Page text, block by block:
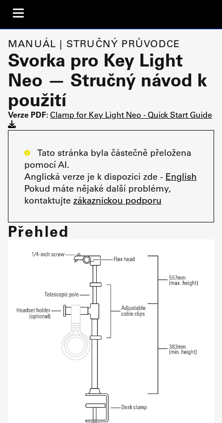
MANUÁL | STRUČNÝ PRŮVODCE
Svorka pro Key Light
Neo — Stručný návod k
použití
Verze PDF:Clamp for Key Light Neo - Quick Start Guide
Tato stránka byla částečně přeložena
pomocí AI.
Anglická verze je k dispozici zde - English
Pokud máte nějaké další problémy,
kontaktujte zákaznickou podporu
Přehled